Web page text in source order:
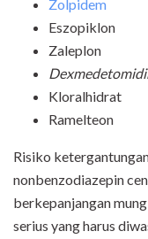
Zolpidem
Eszopiklon
Zaleplon
Kloralhidrat
Ramelteon
Risiko
nonbenzodiazepin
berkepanjangan
serius yang harus